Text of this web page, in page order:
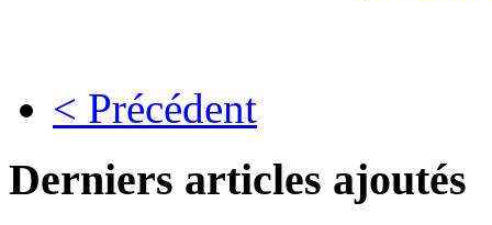
< Précédent
Derniers articles ajoutés